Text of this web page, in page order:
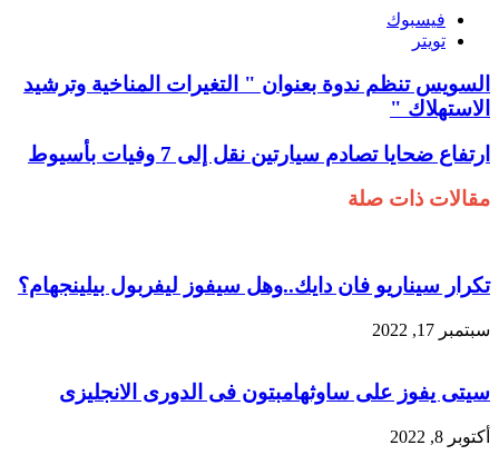
فيسبوك
تويتر
السويس تنظم ندوة بعنوان " التغيرات المناخية وترشيد
الاستهلاك "
ارتفاع ضحايا تصادم سيارتين نقل إلى 7 وفيات بأسيوط
مقالات ذات صلة
تكرار سيناريو فان دايك..وهل سيفوز ليفربول بيلينجهام؟
سبتمبر 17, 2022
سيتى يفوز على ساوثهامبتون فى الدورى الانجليزى
أكتوبر 8, 2022